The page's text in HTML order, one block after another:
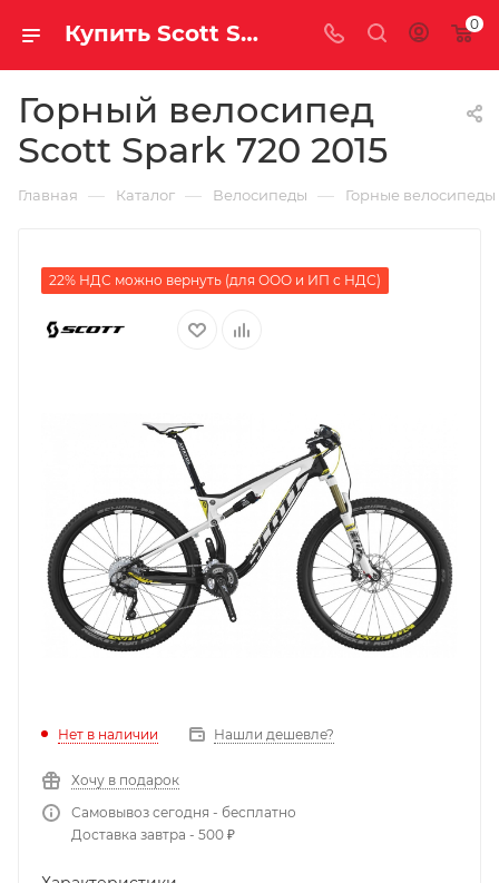
Купить Scott Spark 720 2015 за рублей, а со скидкой 0
Горный велосипед
Scott Spark 720 2015
Главная — Каталог — Велосипеды — Горные велосипеды
22% НДС можно вернуть (для ООО и ИП с НДС)
Нет в наличии Нашли дешевле?
Хочу в подарок
Самовывоз сегодня - бесплатно
Доставка завтра - 500 ₽